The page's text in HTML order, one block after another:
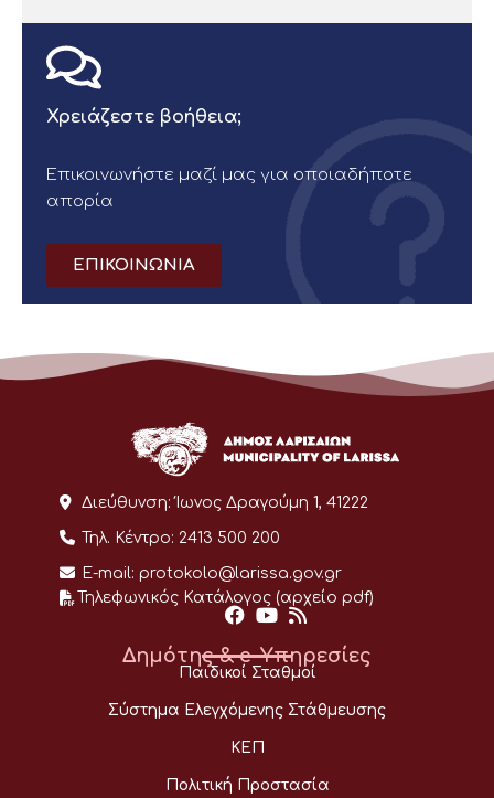
Χρειάζεστε βοήθεια;
Επικοινωνήστε μαζί μας για οποιαδήποτε
απορία
ΕΠΙΚΟΙΝΩΝΙΑ
Διεύθυνση: Ίωνος Δραγούμη 1, 41222
Τηλ. Κέντρο: 2413 500 200
E-mail: protokolo@larissa.gov.gr
Τηλεφωνικός Κατάλογος (αρχείο pdf)
Δημότης & e-Υπηρεσίες
Παιδικοί Σταθμοί
Σύστημα Ελεγχόμενης Στάθμευσης
ΚΕΠ
Πολιτική Προστασία